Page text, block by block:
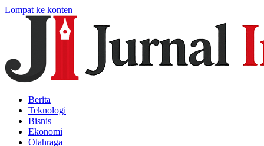
Lompat ke konten
Berita
Teknologi
Bisnis
Ekonomi
Olahraga